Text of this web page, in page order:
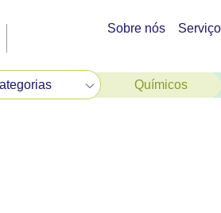
Sobre nós
Químicos